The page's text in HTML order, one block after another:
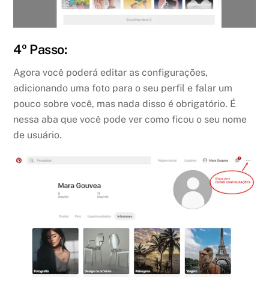
4º Passo:
Agora você poderá editar as configurações,
adicionando uma foto para o seu perfil e falar um
pouco sobre você, mas nada disso é obrigatório. É
nessa aba que você pode ver como ficou o seu nome
de usuário.